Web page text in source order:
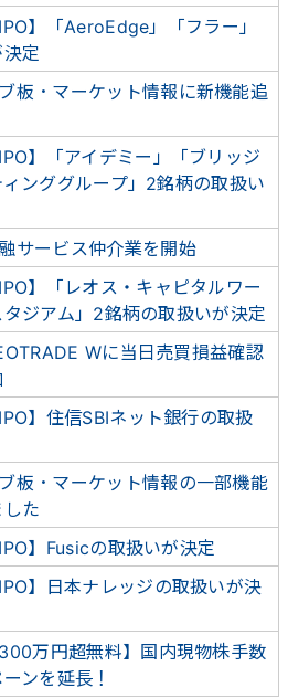
IPO】「AeroEdge」「フラー」
定
板・マーケット情報に新機能追
IPO】「アイデミー」「ブリッジ
ンググループ」2銘柄の取扱い
サービス仲介業を開始
IPO】「レオス・キャピタルワー
ジアム」2銘柄の取扱いが決定
Wに当日売買損益確認
IPO】住信SBIネット銀行の取扱
板・マーケット情報の一部機能
た
IPO】Fusicの取扱いが決定
IPO】日本ナレッジの取扱いが決
300万円超無料】国内現物株手数
ンを延長！